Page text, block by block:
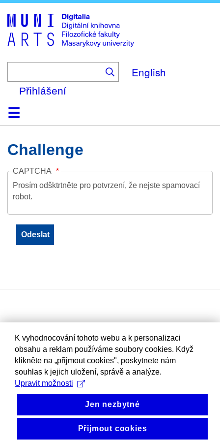
to
main
content
English
Přihlášení
DomůKolekce
Prohlížení
Vyhledávání
O platformě
Nápověda
KontaktDigitalia
Challenge
CAPTCHA
Prosím odšktrtněte pro potvrzení, že nejste spamovací
robot.
K vyhodnocování tohoto webu a k personalizaci
obsahu a reklam používáme soubory cookies. Když
klikněte na „přijmout cookies", poskytnete nám
souhlas k jejich uložení, správě a analýze.
Upravit možnosti
Jen nezbytné
Přijmout cookies